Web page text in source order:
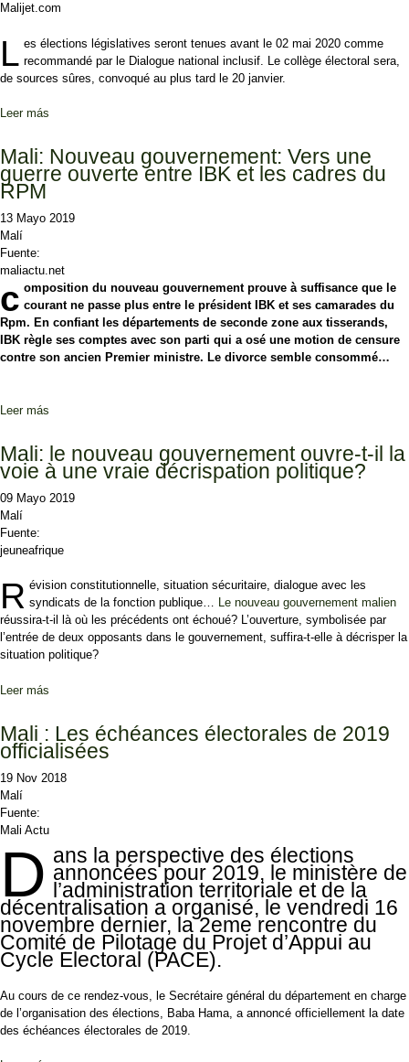
Malijet.com
L es élections législatives seront tenues avant le 02 mai 2020 comme
recommandé par le Dialogue national inclusif. Le collège électoral sera,
de sources sûres, convoqué au plus tard le 20 janvier.
Leer más
Mali: Nouveau gouvernement: Vers une
guerre ouverte entre IBK et les cadres du
RPM
13 Mayo 2019
Malí
Fuente:
maliactu.net
c omposition du nouveau gouvernement prouve à suffisance que le
courant ne passe plus entre le président IBK et ses camarades du
Rpm. En confiant les départements de seconde zone aux tisserands,
IBK règle ses comptes avec son parti qui a osé une motion de censure
contre son ancien Premier ministre. Le divorce semble consommé…
Leer más
Mali: le nouveau gouvernement ouvre-t-il la
voie à une vraie décrispation politique?
09 Mayo 2019
Malí
Fuente:
jeuneafrique
R évision constitutionnelle, situation sécuritaire, dialogue avec les
syndicats de la fonction publique… Le nouveau gouvernement malien
réussira-t-il là où les précédents ont échoué? L’ouverture, symbolisée par
l’entrée de deux opposants dans le gouvernement, suffira-t-elle à décrisper la
situation politique?
Leer más
Mali : Les échéances électorales de 2019
officialisées
19 Nov 2018
Malí
Fuente:
Mali Actu
D ans la perspective des élections
annoncées pour 2019, le ministère de
l’administration territoriale et de la
décentralisation a organisé, le vendredi 16
novembre dernier, la 2eme rencontre du
Comité de Pilotage du Projet d’Appui au
Cycle Electoral (PACE).
Au cours de ce rendez-vous, le Secrétaire général du département en charge
de l’organisation des élections, Baba Hama, a annoncé officiellement la date
des échéances électorales de 2019.